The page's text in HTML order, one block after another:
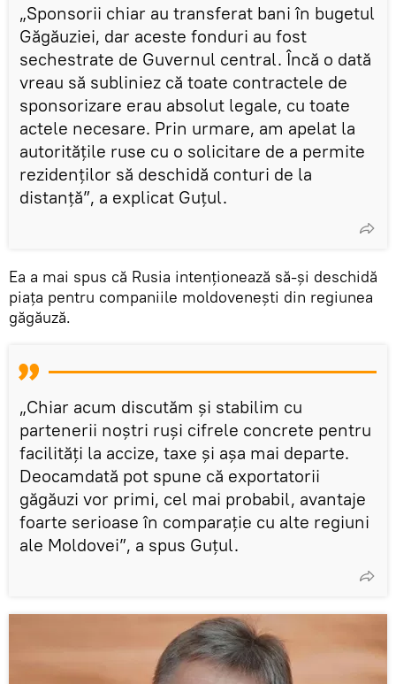
„Sponsorii chiar au transferat bani în bugetul
Găgăuziei, dar aceste fonduri au fost
sechestrate de Guvernul central. Încă o dată
vreau să subliniez că toate contractele de
sponsorizare erau absolut legale, cu toate
actele necesare. Prin urmare, am apelat la
autoritățile ruse cu o solicitare de a permite
rezidenților să deschidă conturi de la
distanță”, a explicat Guțul.
Ea a mai spus că Rusia intenționează să-și deschidă
piața pentru companiile moldovenești din regiunea
găgăuză.
„Chiar acum discutăm și stabilim cu
partenerii noștri ruși cifrele concrete pentru
facilități la accize, taxe și așa mai departe.
Deocamdată pot spune că exportatorii
găgăuzi vor primi, cel mai probabil, avantaje
foarte serioase în comparație cu alte regiuni
ale Moldovei”, a spus Guțul.